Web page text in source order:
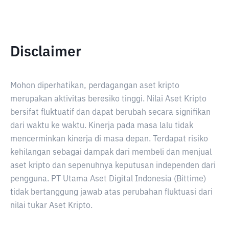
Disclaimer
Mohon diperhatikan, perdagangan aset kripto
merupakan aktivitas beresiko tinggi. Nilai Aset Kripto
bersifat fluktuatif dan dapat berubah secara signifikan
dari waktu ke waktu. Kinerja pada masa lalu tidak
mencerminkan kinerja di masa depan. Terdapat risiko
kehilangan sebagai dampak dari membeli dan menjual
aset kripto dan sepenuhnya keputusan independen dari
pengguna. PT Utama Aset Digital Indonesia (Bittime)
tidak bertanggung jawab atas perubahan fluktuasi dari
nilai tukar Aset Kripto.